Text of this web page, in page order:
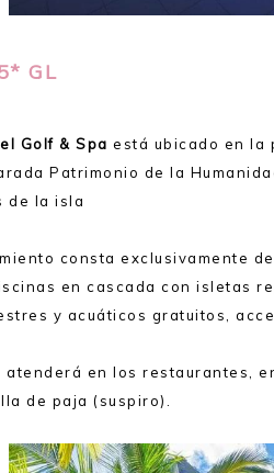
GL
Golf & Spa está ubicado en la
Patrimonio de la
de la isla
consta exclusivamente
en cascada con isletas
y acuáticos gratuitos,
atenderá en los restaurantes,
de paja (suspiro).